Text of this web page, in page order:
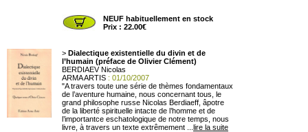
NEUF habituellement en stock
Prix : 22.00€
> Dialectique existentielle du divin et de
l’humain (préface de Olivier Clément)
BERDIAEV Nicolas
ARMA ARTIS : 01/10/2007
"A travers toute une série de thèmes fondamentaux
de l’aventure humaine, nous concernant tous, le
grand philosophe russe Nicolas Berdiaeff, âpotre
de la liberté spirituelle intacte de l’homme et de
l’importantce eschatologique de notre temps, nous
livre, à travers un texte extrêmement ... lire la suite